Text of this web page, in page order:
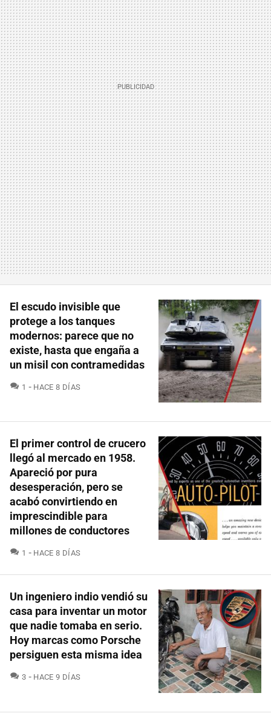
El escudo invisible que
protege a los tanques
modernos: parece que no
existe, hasta que engaña a
un misil con contramedidas
1 COMENTARIOS
HACE 8 DÍAS
El primer control de crucero
llegó al mercado en 1958.
Apareció por pura
desesperación, pero se
acabó convirtiendo en
imprescindible para
millones de conductores
1 COMENTARIOS
HACE 8 DÍAS
Un ingeniero indio vendió su
casa para inventar un motor
que nadie tomaba en serio.
Hoy marcas como Porsche
persiguen esta misma idea
3 COMENTARIOS
HACE 9 DÍAS